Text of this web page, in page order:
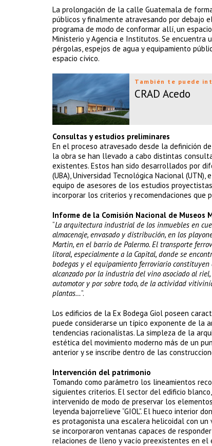
La prolongación de la calle Guatemala de
públicos y finalmente atravesando por debajo
programa de modo de conformar allí, un
Ministerio y Agencia e Institutos. Se encuentra
pérgolas, espejos de agua y equipamiento
espacio cívico.
También te puede
CRAD Acedo
Consultas y estudios preliminares
En el proceso atravesado desde la definición
la obra se han llevado a cabo distintas
existentes. Estos han sido desarrollados por
(UBA), Universidad Tecnológica Nacional
equipo de asesores de los estudios
incorporar los criterios y recomendaciones que
Informe de la Comisión Nacional de Museos
“La arquitectura industrial de los inmuebles en
almacenaje, envasado y distribución, en los
Martin, en el barrio de Palermo. El transporte
litoral, especialmente a la Capital, donde se
bodegas y el equipamiento ferroviario
alcanzado por la industria del vino asociado al
automotor y por sobre todo, de la actividad
plantas…”.
Los edificios de la Ex Bodega Giol poseen
puede considerarse un típico exponente de la
tendencias racionalistas. La simpleza de la
estética del movimiento moderno más de un
anterior y se inscribe dentro de las
Intervención del patrimonio
Tomando como parámetro los lineamientos
siguientes criterios. El sector del edificio
intervenido de modo de preservar los
leyenda bajorrelieve “GIOL”. El hueco interior
es protagonista una escalera helicoidal con un
se incorporaron ventanas capaces de
relaciones de lleno y vacío preexistentes en el